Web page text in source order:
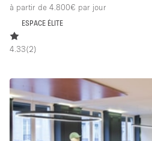
Espace Événementiel
Galerie d'art
Maison / Villa / Hôtel Particulier
Restaurant / Bar / Café
à partir de 4.800€ par jour
ESPACE ÉLITE
4.33(2)